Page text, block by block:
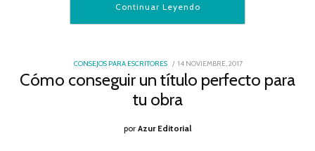
Continuar Leyendo
CONSEJOS PARA ESCRITORES
POSTED
ON
14 NOVIEMBRE, 2017
DICIEMBRE,
2017
Cómo conseguir un título perfecto para
tu obra
por Azur Editorial